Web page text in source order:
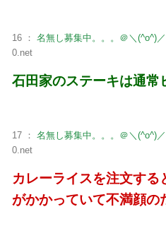
16 ： 名無し募集中。。。＠＼(^o^)／
0.net
石田家のステーキは通常
17 ： 名無し募集中。。。＠＼(^o^)／
0.net
カレーライスを注文する
がかかっていて不満顔の